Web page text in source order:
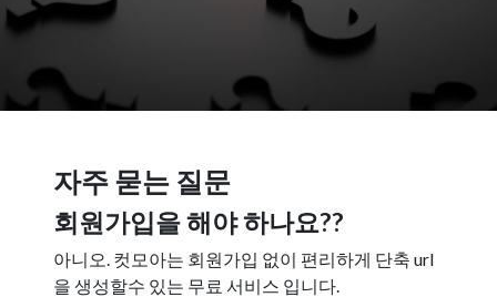
자주 묻는 질문
회원가입을 해야 하나요??
아니오. 컷모아는 회원가입 없이 편리하게 단축 url
을 생성할수 있는 무료 서비스 입니다.